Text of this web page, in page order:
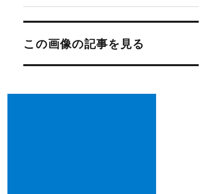
投
ナ
ビ
ー
この画像の記事を見る